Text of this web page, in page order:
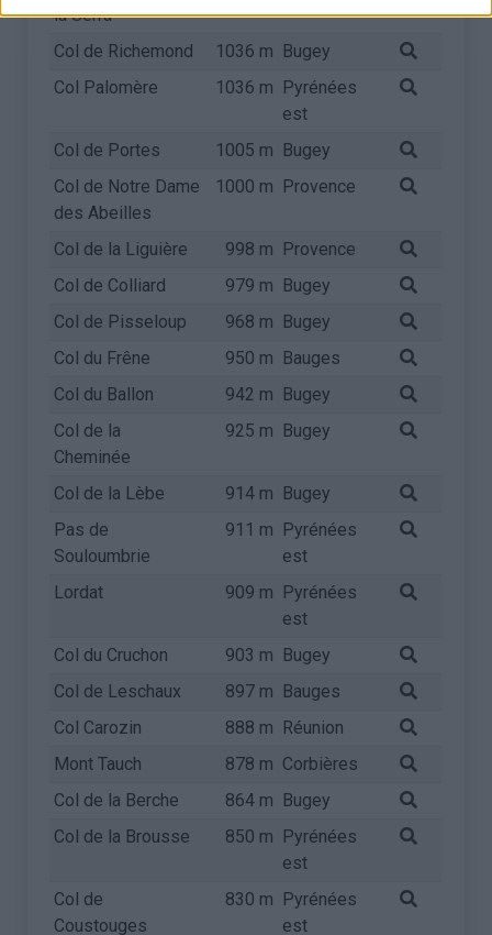
la Serra
Col de Richemond 1036 m Bugey
Col Palomère
1036 m Pyrénées
est
Col de Portes
1005 m Bugey
Col de Notre Dame
des Abeilles
1000 m Provence
Col de la Liguière 998 m Provence
Col de Colliard
979 m Bugey
Col de Pisseloup
968 m Bugey
Col du Frêne
950 m Bauges
Col du Ballon
942 m Bugey
Col de la
Cheminée
925 m Bugey
Col de la Lèbe 914 m Bugey
Pas de
Souloumbrie
911 m Pyrénées
est
Lordat
909 m Pyrénées
est
Col du Cruchon
903 m Bugey
Col de Leschaux
897 m Bauges
Col Carozin
888 m Réunion
Mont Tauch
878 m Corbières
Col de la Berche
864 m Bugey
Col de la Brousse
850 m Pyrénées
est
Col de
Coustouges
830 m Pyrénées
est